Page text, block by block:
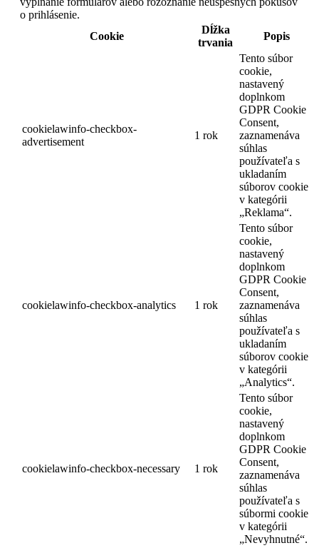
o prihlásenie.
Cookie
Dĺžka
trvania
Popis
cookielawinfo-checkbox-
advertisement
1 rok
Tento súbor
cookie,
nastavený
doplnkom
GDPR Cookie
Consent,
zaznamenáva
súhlas
používateľa s
ukladaním
súborov cookie
v kategórii
„Reklama“.
cookielawinfo-checkbox-analytics 1 rok
Tento súbor
cookie,
nastavený
doplnkom
GDPR Cookie
Consent,
zaznamenáva
súhlas
používateľa s
ukladaním
súborov cookie
v kategórii
„Analytics“.
cookielawinfo-checkbox-necessary 1 rok
Tento súbor
cookie,
nastavený
doplnkom
GDPR Cookie
Consent,
zaznamenáva
súhlas
používateľa s
súbormi cookie
v kategórii
„Nevyhnutné“.